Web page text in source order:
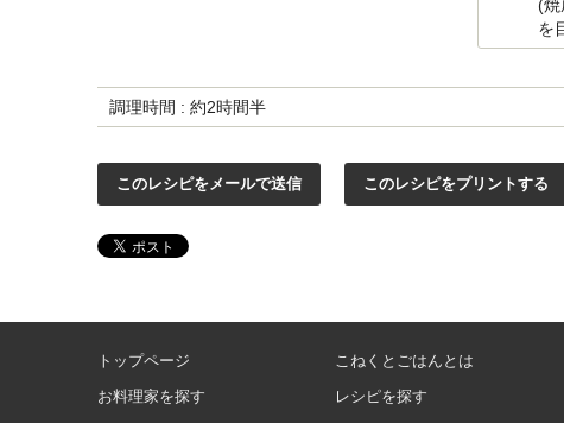
(焼
を
調理時間 : 約2時間半
このレシピをメールで送信 このレシピをプリントする
トップページ
お料理家を探す
こねくとごはんとは
レシピを探す